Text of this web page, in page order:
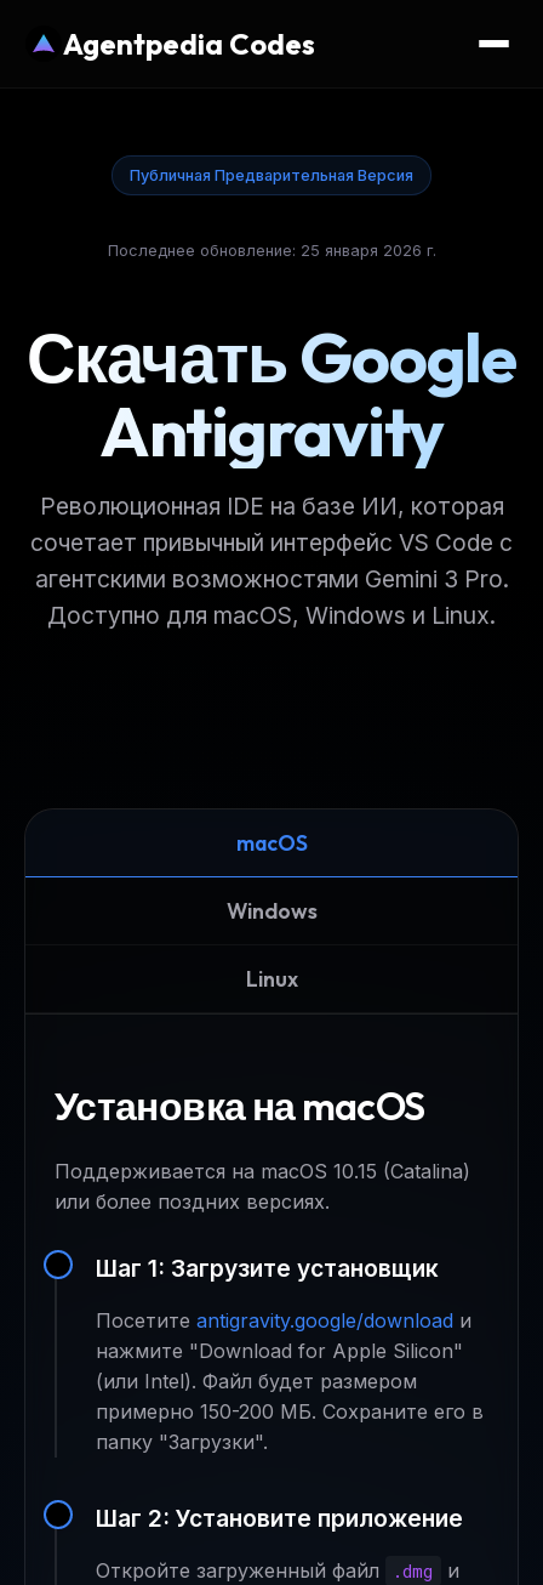
Agentpedia Codes
Публичная Предварительная Версия
Последнее обновление: 25 января 2026 г.
Скачать Google
Antigravity
Революционная IDE на базе ИИ, которая
сочетает привычный интерфейс VS Code с
агентскими возможностями Gemini 3 Pro.
Доступно для macOS, Windows и Linux.
macOS
Windows
Linux
Установка на macOS
Поддерживается на macOS 10.15 (Catalina)
или более поздних версиях.
Шаг 1: Загрузите установщик
Посетите antigravity.google/download и
нажмите "Download for Apple Silicon"
(или Intel). Файл будет размером
примерно 150-200 МБ. Сохраните его в
папку "Загрузки".
Шаг 2: Установите приложение
Откройте загруженный файл .dmg
и